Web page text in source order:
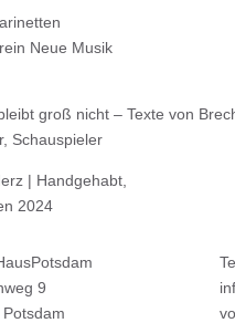
Neue Musik
groß nicht – Texte von
Schauspieler
| Handgehabt,
2024
9